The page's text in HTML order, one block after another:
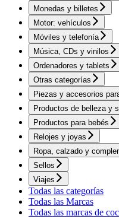
Monedas y billetes
Motor: vehículos
Móviles y telefonía
Música, CDs y vinilos
Ordenadores y tablets
Otras categorías
Piezas y accesorios
Productos de belleza y
Productos para bebés
Relojes y joyas
Ropa, calzado y
Sellos
Viajes
Todas las categorías
Todas las Marcas
Todas las marcas de